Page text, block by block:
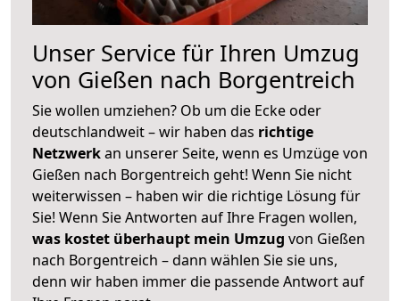
Unser Service für Ihren Umzug
von Gießen nach Borgentreich
Sie wollen umziehen? Ob um die Ecke oder
deutschlandweit – wir haben das richtige
Netzwerkan unserer Seite, wenn es Umzüge von
Gießen nach Borgentreich geht! Wenn Sie nicht
weiterwissen – haben wir die richtige Lösung für
Sie! Wenn Sie Antworten auf Ihre Fragen wollen,
was kostet überhaupt mein Umzug von Gießen
nach Borgentreich – dann wählen Sie sie uns,
denn wir haben immer die passende Antwort auf